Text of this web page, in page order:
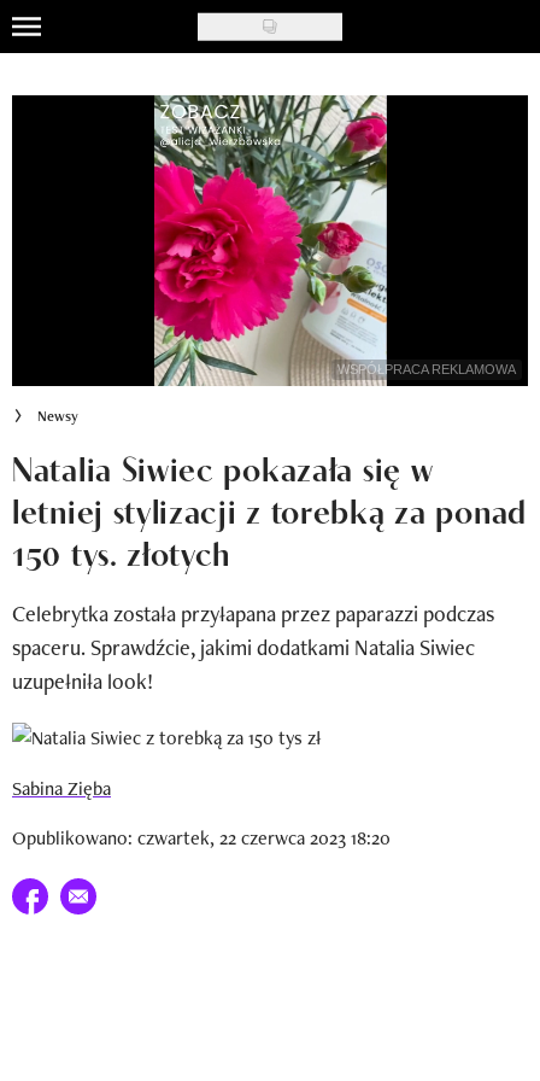
Skip
to
main
Klub Recenzentki
Newsy
Newsletter
Wizaz Summer Influ School
Mój profil / Zarejestruj się
WSPÓŁPRACA REKLAMOWA
Newsy
Natalia Siwiec pokazała się w
letniej stylizacji z torebką za ponad
150 tys. złotych
Celebrytka została przyłapana przez paparazzi podczas
spaceru. Sprawdźcie, jakimi dodatkami Natalia Siwiec
uzupełniła look!
Sabina Zięba
Opublikowano: czwartek, 22 czerwca 2023 18:20
Udostępnij na facebook
E-mail do przyjaciela